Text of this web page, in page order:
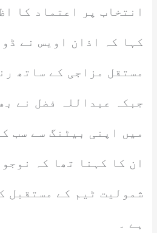
انتخاب پر اعتماد کا
کہا کہ اذان اویس نے
مستقل مزاجی کے ساتھ
جبکہ عبداللہ فضل نے
میں اپنی بیٹنگ سے سب
ان کا کہنا تھا کہ
شمولیت ٹیم کے مستقبل
ہے ۔